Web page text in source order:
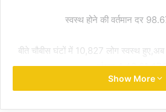
स्वस्थ होने की वर्तमान दर
बीते चौबीस घंटों में 10,827 लोग स्वस्थ
संख्या
Show More